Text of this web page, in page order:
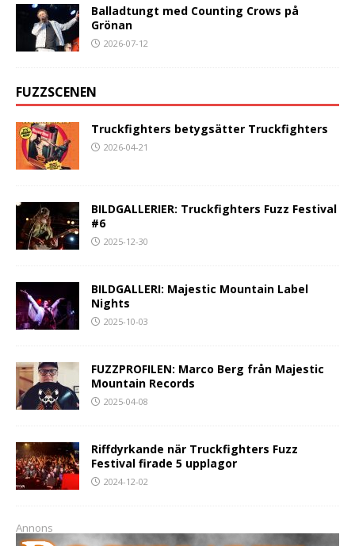
Balladtungt med Counting Crows på
Grönan
2026-07-12
FUZZSCENEN
Truckfighters betygsätter Truckfighters
2026-04-21
BILDGALLERIER: Truckfighters Fuzz Festival
#6
2025-12-30
BILDGALLERI: Majestic Mountain Label
Nights
2025-10-03
FUZZPROFILEN: Marco Berg från Majestic
Mountain Records
2025-04-08
Riffdyrkande när Truckfighters Fuzz
Festival firade 5 upplagor
2024-12-02
Annons